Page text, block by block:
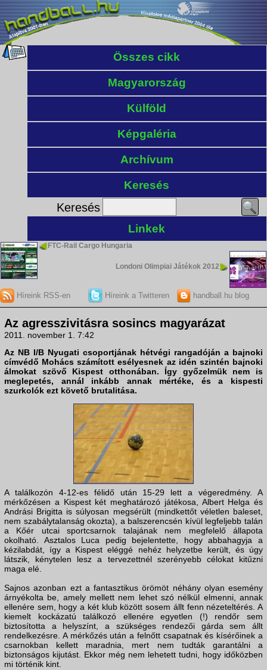
Összes cikk
Magyarország
Külföld
Képgaléria
Archívum
Keresés
Keresés
Linkek
FTC-Rail Cargo Hungaria
Londoni Olimpiai Játékok 2012
Híreink RSS-en Híreink a Twitteren handball.hu blog
Az agresszivitásra sosincs magyarázat
2011. november 1. 7:42
Az NB I/B Nyugati csoportjának hétvégi rangadóján a bajnoki
címvédő Mohács számított esélyesnek az idén szintén bajnoki
álmokat szövő Kispest otthonában. Így győzelmük nem is
meglepetés, annál inkább annak mértéke, és a kispesti
szurkolók ezt követő brutalitása.
A találkozón 4-12-es félidő után 15-29 lett a végeredmény. A
mérkőzésen a Kispest két meghatározó játékosa, Albert Helga és
Andrási Brigitta is súlyosan megsérült (mindkettőt véletlen baleset,
nem szabálytalanság okozta), a balszerencsén kívül legfeljebb talán
a Kőér utcai sportcsarnok talajának nem megfelelő állapota
okolható. Asztalos Luca pedig bejelentette, hogy abbahagyja a
kézilabdát, így a Kispest eléggé nehéz helyzetbe került, és úgy
látszik, kénytelen lesz a tervezettnél szerényebb célokat kitűzni
maga elé.
Sajnos azonban ezt a fantasztikus örömöt néhány olyan esemény
árnyékolta be, amely mellett nem lehet szó nélkül elmenni, annak
ellenére sem, hogy a két klub között sosem állt fenn nézeteltérés. A
kiemelt kockázatú találkozó ellenére egyetlen (!) rendőr sem
biztosította a helyszínt, a szükséges rendezői gárda sem állt
rendelkezésre. A mérkőzés után a felnőtt csapatnak és kísérőinek a
csarnokban kellett maradnia, mert nem tudták garantálni a
biztonságos kijutást. Ekkor még nem lehetett tudni, hogy időközben
mi történik kint.